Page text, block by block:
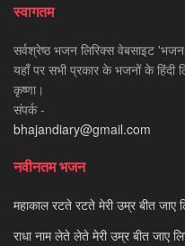
स्वागतम
सर्वश्रेष्ठ भजन लिरिक्स वेबसाइट
यहाँ पर सभी प्रकार के भजनों के
कृष्णा।
संपर्क -
bhajandiary@gmail.com
नवीनतम भजन
महाकाल रटते रटते मेरी उम्र बीत जाए
राधा नाम लेते लेते मेरी उम्र बीत जाए